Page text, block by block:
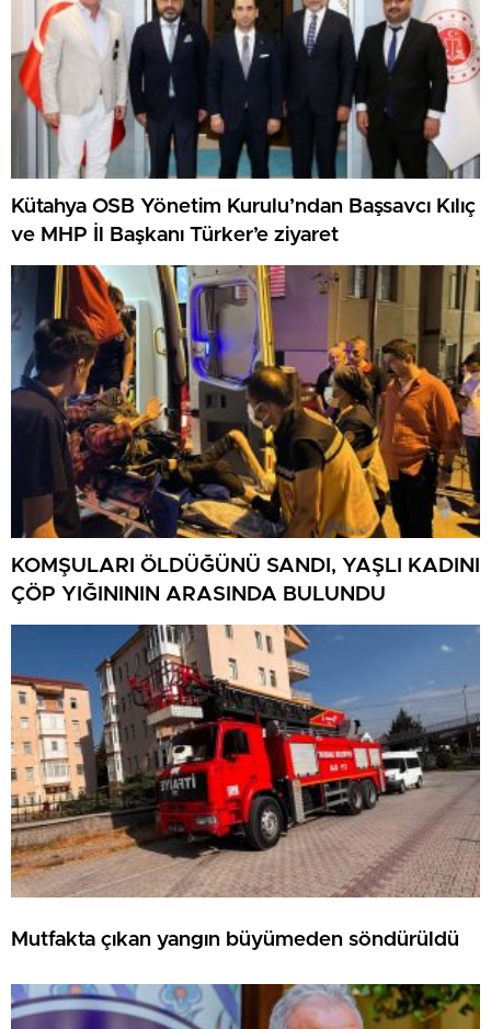
Kütahya OSB Yönetim Kurulu’ndan Başsavcı Kılıç
ve MHP İl Başkanı Türker’e ziyaret
KOMŞULARI ÖLDÜĞÜNÜ SANDI, YAŞLI KADINI
ÇÖP YIĞINININ ARASINDA BULUNDU
Mutfakta çıkan yangın büyümeden söndürüldü